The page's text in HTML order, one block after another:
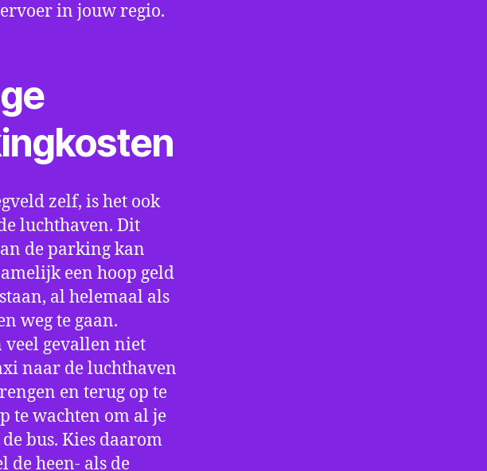
in jouw regio.
zelf, is het ook
luchthaven. Dit
de parking kan
een hoop geld
al helemaal als
weg te gaan.
gevallen niet
naar de luchthaven
en terug op te
te wachten om al je
bus. Kies daarom
de heen- als de